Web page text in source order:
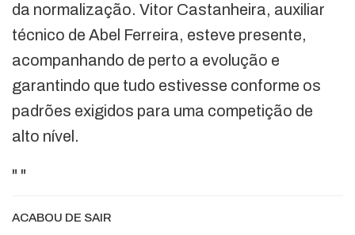
da normalização. Vitor Castanheira, auxiliar
técnico de Abel Ferreira, esteve presente,
acompanhando de perto a evolução e
garantindo que tudo estivesse conforme os
padrões exigidos para uma competição de
alto nível.
" "
ACABOU DE SAIR